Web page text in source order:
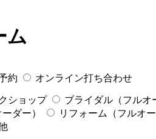
ム
約 オンライン打ち合わせ
ショップ
ブライダル（フルオ
ーダー）
リフォーム（フルオ